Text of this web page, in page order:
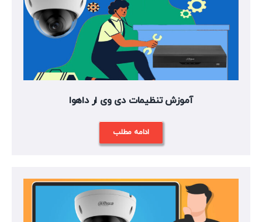
آموزش تنظیمات دی وی ار داهوا
ادامه مطلب